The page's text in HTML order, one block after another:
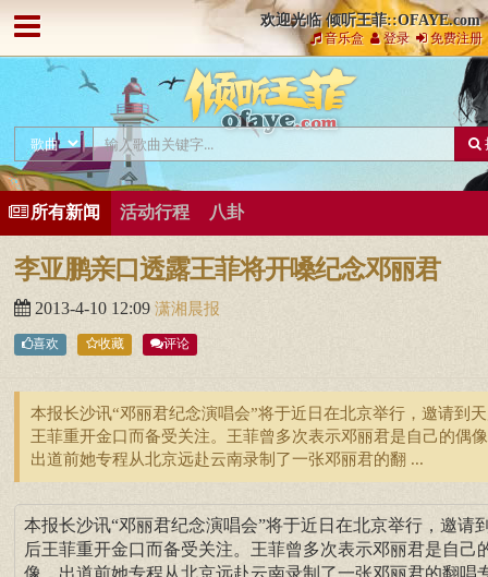
欢迎光临 倾听王菲::OFAYE.com
音乐盒 登录 免费注册
所有新闻 活动行程 八卦
李亚鹏亲口透露王菲将开嗓纪念邓丽君
2013-4-10 12:09 潇湘晨报
喜欢 收藏 评论
本报长沙讯“邓丽君纪念演唱会”将于近日在北京举行，邀请到
王菲重开金口而备受关注。王菲曾多次表示邓丽君是自己的偶
出道前她专程从北京远赴云南录制了一张邓丽君的翻 ...
本报长沙讯“邓丽君纪念演唱会”将于近日在北京举行，邀请
后王菲重开金口而备受关注。王菲曾多次表示邓丽君是自己
像，出道前她专程从北京远赴云南录制了一张邓丽君的翻唱